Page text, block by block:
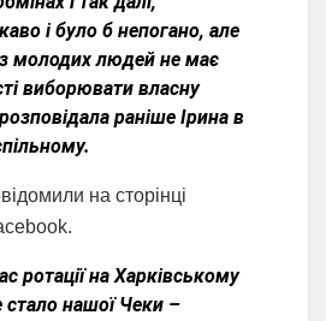
і було б непогано, але
з молодих людей не має
виборювати власну
раніше Ірина в
на сторінці
ротації на Харківському
нашої Чеки –